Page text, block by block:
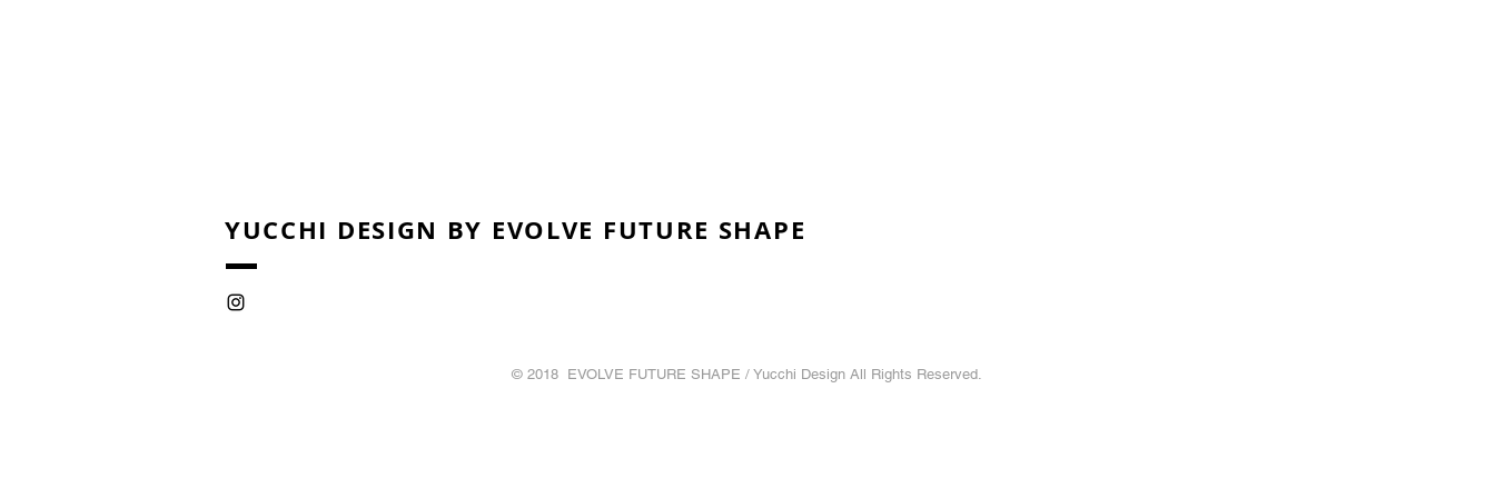
YUCCHI DESIGN BY EVOLVE FUTURE SHAPE
© 2018 EVOLVE FUTURE SHAPE / Yucchi Design All Rights Reserved.